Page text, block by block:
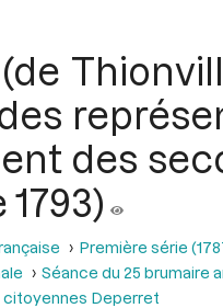
des
Première série
Séance du 25 brumaire
citoyennes Deperret